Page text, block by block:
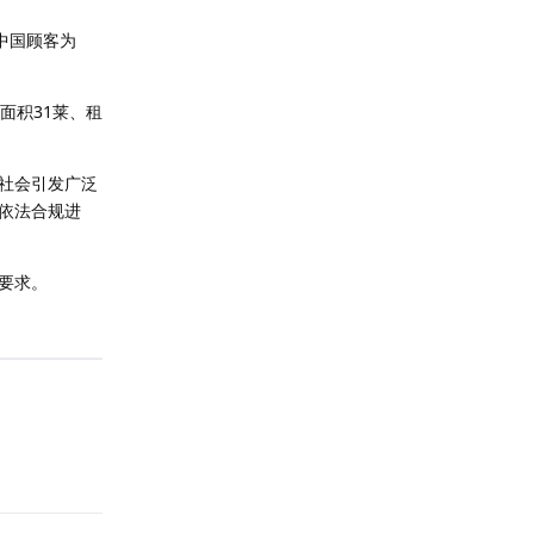
国顾客为
积31莱、租
会引发广泛
法合规进
。